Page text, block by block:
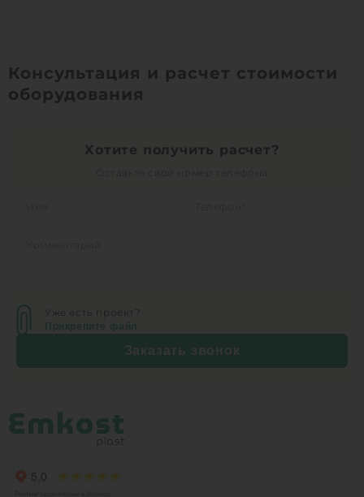
Консультация и расчет стоимости
оборудования
Хотите получить расчет?
Уже есть проект?
Прикрепите файл
Заказать звонок